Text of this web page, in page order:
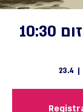
יצירת רקעים בזום 10:30
  |
23.4